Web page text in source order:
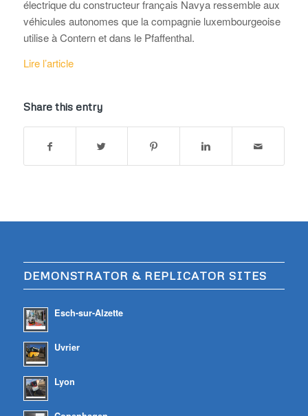
électrique du constructeur français Navya ressemble aux
véhicules autonomes que la compagnie luxembourgeoise
utilise à Contern et dans le Pfaffenthal.
Lire l’article
Share this entry
DEMONSTRATOR & REPLICATOR SITES
Esch-sur-Alzette
Uvrier
Lyon